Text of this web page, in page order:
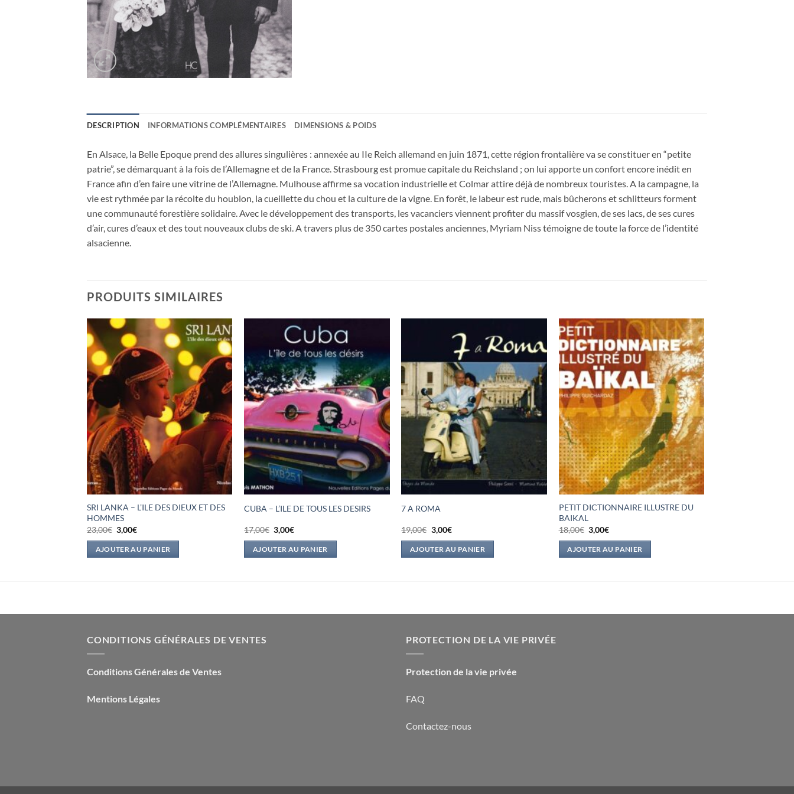
DESCRIPTION INFORMATIONS COMPLÉMENTAIRES DIMENSIONS & POIDS
En Alsace, la Belle Epoque prend des allures singulières : annexée au IIe Reich allemand en juin 1871, cette région frontalière va se constituer en “petite
patrie”, se démarquant à la fois de l’Allemagne et de la France. Strasbourg est promue capitale du Reichsland ; on lui apporte un confort encore inédit en
France afin d’en faire une vitrine de l’Allemagne. Mulhouse affirme sa vocation industrielle et Colmar attire déjà de nombreux touristes. A la campagne, la
vie est rythmée par la récolte du houblon, la cueillette du chou et la culture de la vigne. En forêt, le labeur est rude, mais bûcherons et schlitteurs forment
une communauté forestière solidaire. Avec le développement des transports, les vacanciers viennent profiter du massif vosgien, de ses lacs, de ses cures
d’air, cures d’eaux et des tout nouveaux clubs de ski. A travers plus de 350 cartes postales anciennes, Myriam Niss témoigne de toute la force de l’identité
alsacienne.
PRODUITS SIMILAIRES
SRI LANKA – L’ILE DES DIEUX ET DES
HOMMES
23,00€ Le
prix
initial
était :
3,00€Le
actuel
est :
AJOUTER AU PANIER
CUBA – L’ILE DE TOUS LES DESIRS
17,00€ Le
prix
initial
était :
3,00€Le
actuel
est :
AJOUTER AU PANIER
7 A ROMA
19,00€ Le
prix
initial
était :
3,00€Le
actuel
est :
AJOUTER AU PANIER
PETIT DICTIONNAIRE ILLUSTRE DU
BAIKAL
18,00€ Le
prix
initial
était :
3,00€Le
actuel
est :
AJOUTER AU PANIER
CONDITIONS GÉNÉRALES DE VENTES
Conditions Générales de Ventes
Mentions Légales
PROTECTION DE LA VIE PRIVÉE
Protection de la vie privée
FAQ
Contactez-nous